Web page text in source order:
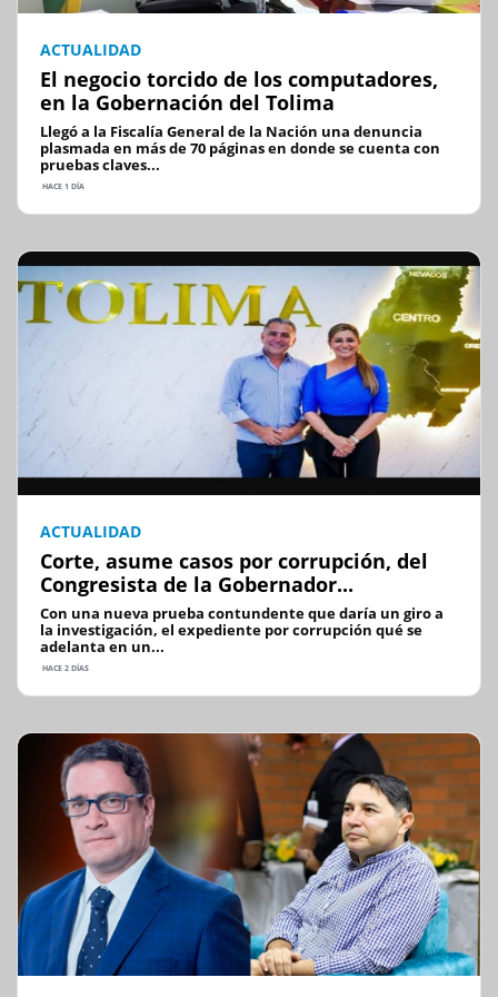
ACTUALIDAD
El negocio torcido de los computadores,
en la Gobernación del Tolima
Llegó a la Fiscalía General de la Nación una denuncia
plasmada en más de 70 páginas en donde se cuenta con
pruebas claves...
HACE 1 DÍA
ACTUALIDAD
Corte, asume casos por corrupción, del
Congresista de la Gobernador...
Con una nueva prueba contundente que daría un giro a
la investigación, el expediente por corrupción qué se
adelanta en un...
HACE 2 DÍAS